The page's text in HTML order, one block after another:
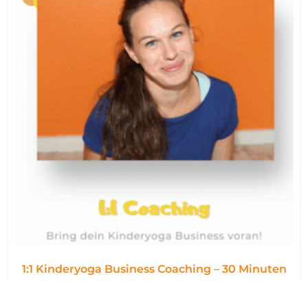
1:1 Kinderyoga Business Coaching – 30 Minuten